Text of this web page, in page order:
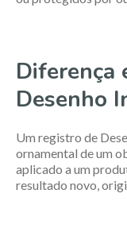
Diferença
Desenho
Um registro de
ornamental de um
aplicado a um
resultado novo,